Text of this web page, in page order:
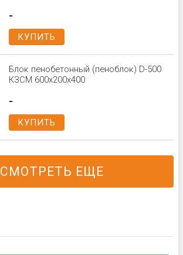
-
КУПИТЬ
Блок пенобетонный (пеноблок) D-500
КЗСМ 600x200x400
-
КУПИТЬ
СМОТРЕТЬ ЕЩЕ